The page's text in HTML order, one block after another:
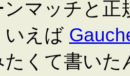
マッチと正
いえば
たくて書いた